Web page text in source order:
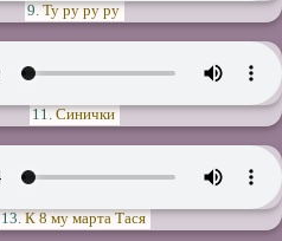
9.Ту ру ру ру
11.Синички
13.К 8 му марта Тася